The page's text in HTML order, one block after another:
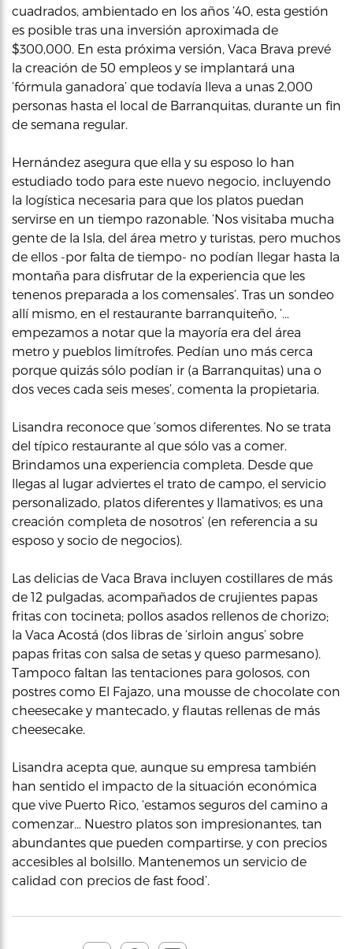
cuadrados, ambientado en los años ‘40, esta gestión
es posible tras una inversión aproximada de
$300,000. En esta próxima versión, Vaca Brava prevé
la creación de 50 empleos y se implantará una
‘fórmula ganadora’ que todavía lleva a unas 2,000
personas hasta el local de Barranquitas, durante un fin
de semana regular.
Hernández asegura que ella y su esposo lo han
estudiado todo para este nuevo negocio, incluyendo
la logística necesaria para que los platos puedan
servirse en un tiempo razonable. ‘Nos visitaba mucha
gente de la Isla, del área metro y turistas, pero muchos
de ellos -por falta de tiempo- no podían llegar hasta la
montaña para disfrutar de la experiencia que les
tenenos preparada a los comensales’. Tras un sondeo
allí mismo, en el restaurante barranquiteño, ‘…
empezamos a notar que la mayoría era del área
metro y pueblos limítrofes. Pedían uno más cerca
porque quizás sólo podían ir (a Barranquitas) una o
dos veces cada seis meses’, comenta la propietaria.
Lisandra reconoce que ‘somos diferentes. No se trata
del típico restaurante al que sólo vas a comer.
Brindamos una experiencia completa. Desde que
llegas al lugar adviertes el trato de campo, el servicio
personalizado, platos diferentes y llamativos; es una
creación completa de nosotros’ (en referencia a su
esposo y socio de negocios).
Las delicias de Vaca Brava incluyen costillares de más
de 12 pulgadas, acompañados de crujientes papas
fritas con tocineta; pollos asados rellenos de chorizo;
la Vaca Acostá (dos libras de ‘sirloin angus’ sobre
papas fritas con salsa de setas y queso parmesano).
Tampoco faltan las tentaciones para golosos, con
postres como El Fajazo, una mousse de chocolate con
cheesecake y mantecado, y flautas rellenas de más
cheesecake.
Lisandra acepta que, aunque su empresa también
han sentido el impacto de la situación económica
que vive Puerto Rico, ‘estamos seguros del camino a
comenzar… Nuestro platos son impresionantes, tan
abundantes que pueden compartirse, y con precios
accesibles al bolsillo. Mantenemos un servicio de
calidad con precios de fast food’.